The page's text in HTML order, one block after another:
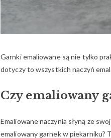
Garnki emaliowane są nie tylko
dotyczy to wszystkich naczyń
Czy emaliowany
Emaliowane naczynia słyną ze
emaliowany garnek w piekarniku?